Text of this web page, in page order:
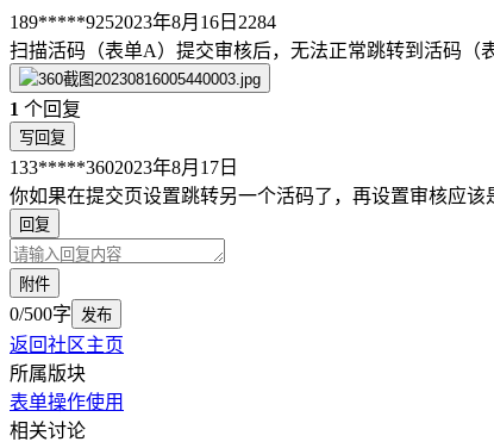
189*****9252023年8月16日 2284
扫描活码（表单A）提交审核后，无法正常跳转到活码（
1 个回复
写回复
133*****3602023年8月17日
你如果在提交页设置跳转另一个活码了，再设置审核应
回复
附件
0/500字 发布
返回社区主页
所属版块
表单操作使用
相关讨论